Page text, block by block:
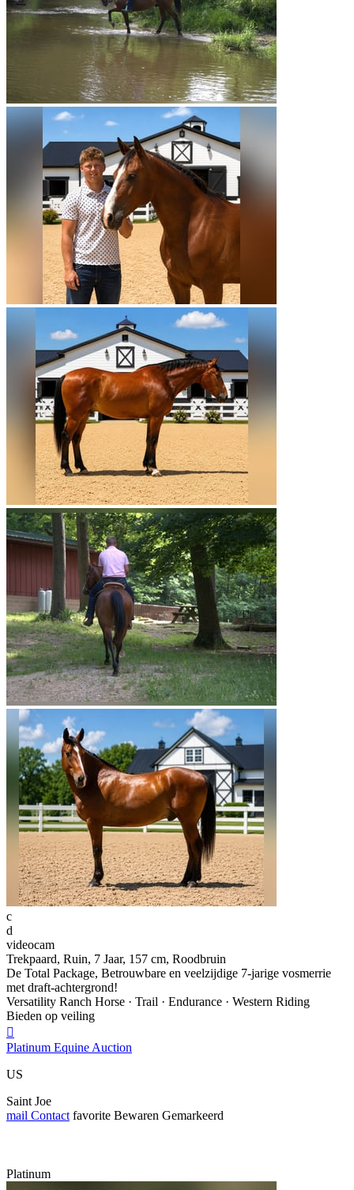
c
d
videocam
Trekpaard, Ruin, 7 Jaar, 157 cm, Roodbruin
De Total Package, Betrouwbare en veelzijdige 7-jarige vosmerrie
met draft-achtergrond!
Versatility Ranch Horse · Trail · Endurance · Western Riding
Bieden op veiling

Platinum Equine Auction
US
Saint Joe
mail Contact favorite Bewaren Gemarkeerd
Platinum